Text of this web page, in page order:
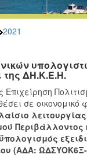
2021
ΔΗ.Κ.Ε.Η.
Επιχείρηση
σε οικονομικό
(ΑΔΑ: